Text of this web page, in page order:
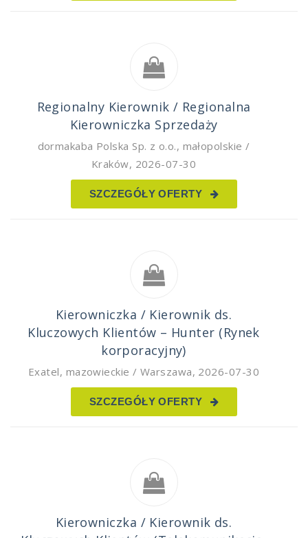
Regionalny Kierownik / Regionalna
Kierowniczka Sprzedaży
dormakaba Polska Sp. z o.o., małopolskie /
Kraków, 2026-07-30
SZCZEGÓŁY OFERTY
Kierowniczka / Kierownik ds.
Kluczowych Klientów – Hunter (Rynek
korporacyjny)
Exatel, mazowieckie / Warszawa, 2026-07-30
SZCZEGÓŁY OFERTY
Kierowniczka / Kierownik ds.